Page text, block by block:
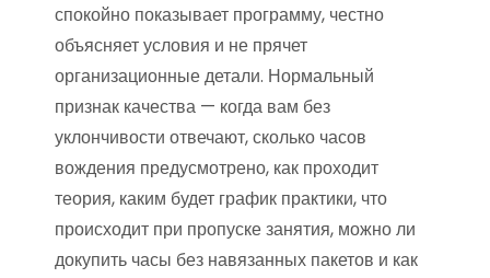
спокойно показывает программу, честно
объясняет условия и не прячет
организационные детали. Нормальный
признак качества — когда вам без
уклончивости отвечают, сколько часов
вождения предусмотрено, как проходит
теория, каким будет график практики, что
происходит при пропуске занятия, можно ли
докупить часы без навязанных пакетов и как